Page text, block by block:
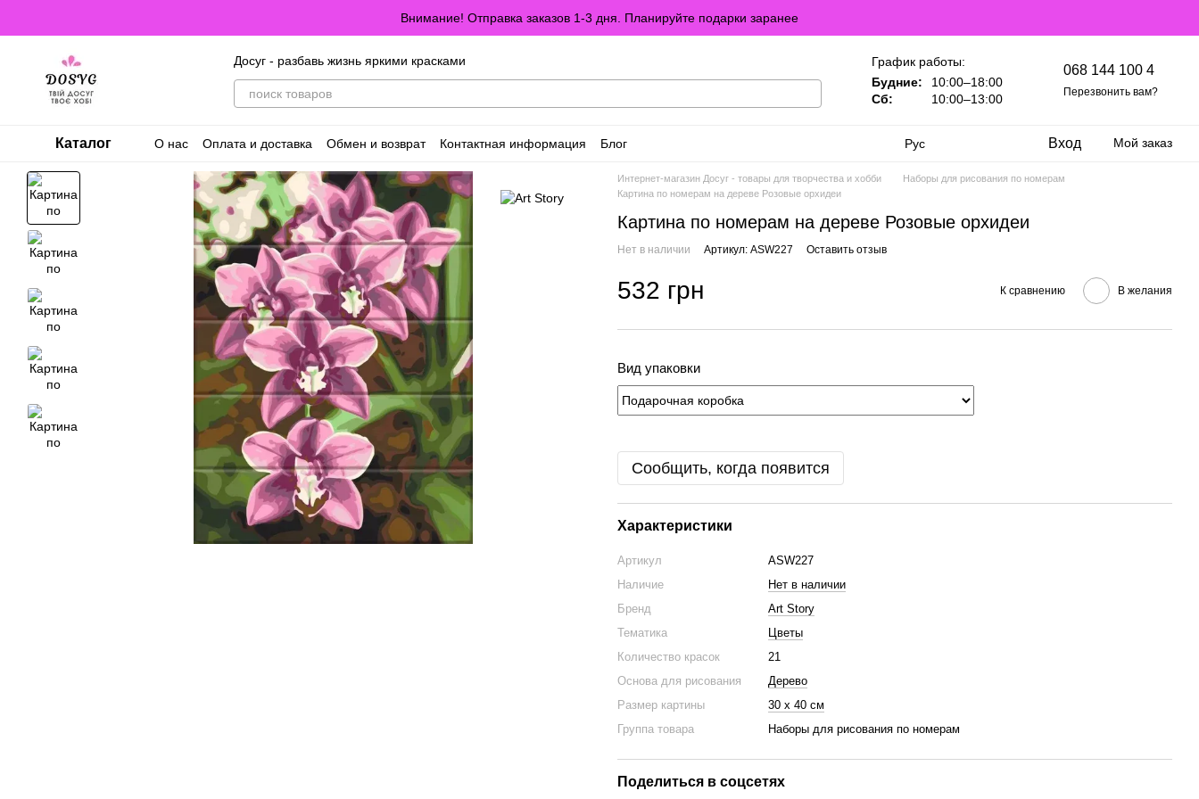
Внимание! Отправка заказов 1-3 дня. Планируйте подарки заранее
Досуг - разбавь жизнь яркими красками
График работы:
Будние:
10:00–18:00
Сб:
10:00–13:00
068 144 100 4
Перезвонить вам?
Каталог О нас Оплата и доставка Обмен и возврат Контактная информация
Блог
Рус Вход Мой заказ
Интернет-магазин Досуг - товары для творчества и хобби
Наборы для рисования по номерам
Картина по номерам на дереве Розовые орхидеи
Картина по номерам на дереве Розовые орхидеи
Нет в наличии Артикул: ASW227 Оставить отзыв
532 грн К сравнению В желания
Вид упаковки
Сообщить, когда появится
Характеристики
Артикул
ASW227
Наличие
Нет в наличии
Бренд
Art Story
Тематика
Цветы
Количество красок
21
Основа для рисования
Дерево
Размер картины
30 х 40 см
Группа товара
Наборы для рисования по номерам
Поделиться в соцсетях